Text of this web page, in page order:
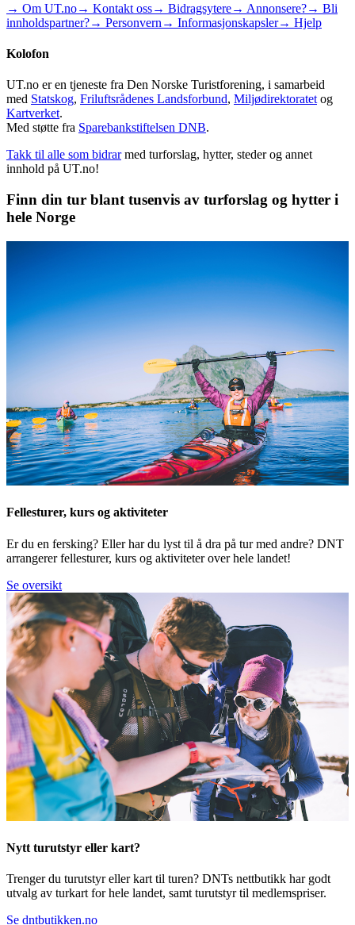
→ Om UT.no→ Kontakt oss→ Bidragsytere→ Annonsere?→ Bli
innholdspartner?→ Personvern → Informasjonskapsler→ Hjelp
Kolofon
UT.no er en tjeneste fra Den Norske Turistforening, i samarbeid
med Statskog, Friluftsrådenes Landsforbund, Miljødirektoratet og
Kartverket.
Med støtte fra Sparebankstiftelsen DNB.
Takk til alle som bidrar med turforslag, hytter, steder og annet
innhold på UT.no!
Finn din tur blant tusenvis av turforslag og hytter i
hele Norge
Fellesturer, kurs og aktiviteter
Er du en fersking? Eller har du lyst til å dra på tur med andre? DNT
arrangerer fellesturer, kurs og aktiviteter over hele landet!
Se oversikt
Nytt turutstyr eller kart?
Trenger du turutstyr eller kart til turen? DNTs nettbutikk har godt
utvalg av turkart for hele landet, samt turutstyr til medlemspriser.
Se dntbutikken.no